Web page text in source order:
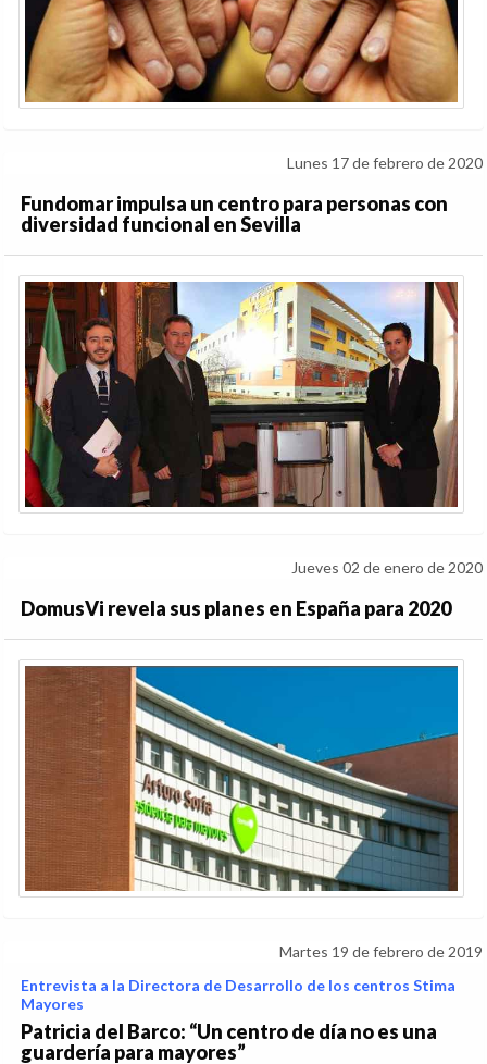
Lunes 17 de febrero de 2020
Fundomar impulsa un centro para personas con
diversidad funcional en Sevilla
Jueves 02 de enero de 2020
DomusVi revela sus planes en España para 2020
Martes 19 de febrero de 2019
Entrevista a la Directora de Desarrollo de los centros Stima
Mayores
Patricia del Barco: “Un centro de día no es una
guardería para mayores”